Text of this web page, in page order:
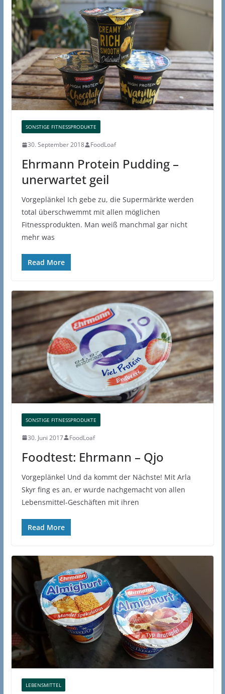
SONSTIGE FITNESSPRODUKTE
30. September 2018 FoodLoaf
Ehrmann Protein Pudding –
unerwartet geil
Vorgeplänkel Ich gebe zu, die Supermärkte werden
total überschwemmt mit allen möglichen
Fitnessprodukten. Man weiß manchmal gar nicht
mehr was
Read More
SONSTIGE FITNESSPRODUKTE
30. Juni 2017 FoodLoaf
Foodtest: Ehrmann – Qjo
Vorgeplänkel Und da kommt der Nächste! Mit Arla
Skyr fing es an, er wurde nachgemacht von allen
Lebensmittel-Geschäften mit ihren
Read More
LEBENSMITTEL